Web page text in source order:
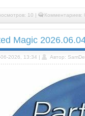
10 | Комментариев:
Magic
06-2026, 13:34 | Автор: